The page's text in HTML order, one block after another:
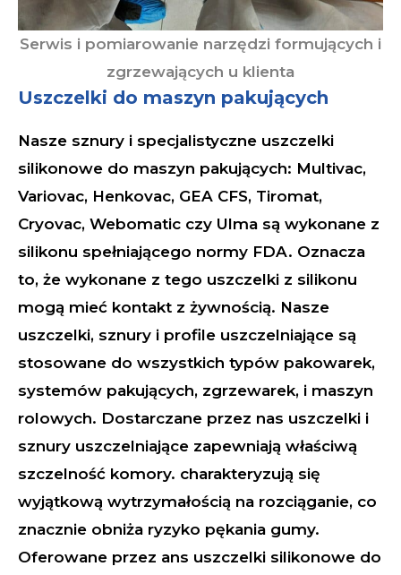
Serwis i pomiarowanie narzędzi formujących i
zgrzewających u klienta
Uszczelki do maszyn pakujących
Nasze sznury i specjalistyczne uszczelki
silikonowe do maszyn pakujących: Multivac,
Variovac, Henkovac, GEA CFS, Tiromat,
Cryovac, Webomatic czy Ulma są wykonane z
silikonu spełniającego normy FDA. Oznacza
to, że wykonane z tego uszczelki z silikonu
mogą mieć kontakt z żywnością. Nasze
uszczelki, sznury i profile uszczelniające są
stosowane do wszystkich typów pakowarek,
systemów pakujących, zgrzewarek, i maszyn
rolowych. Dostarczane przez nas uszczelki i
sznury uszczelniające zapewniają właściwą
szczelność komory. charakteryzują się
wyjątkową wytrzymałością na rozciąganie, co
znacznie obniża ryzyko pękania gumy.
Oferowane przez ans uszczelki silikonowe do